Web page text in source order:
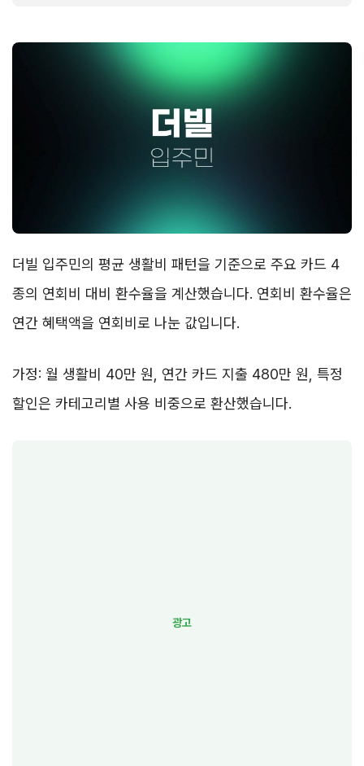
더빌 입주민의 평균 생활비 패턴을 기준으로 주요 카드 4
종의 연회비 대비 환수율을 계산했습니다. 연회비 환수율은
연간 혜택액을 연회비로 나눈 값입니다.
가정: 월 생활비 40만 원, 연간 카드 지출 480만 원, 특정
할인은 카테고리별 사용 비중으로 환산했습니다.